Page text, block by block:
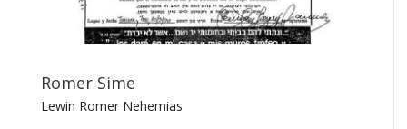
Romer Sime
Lewin Romer Nehemias